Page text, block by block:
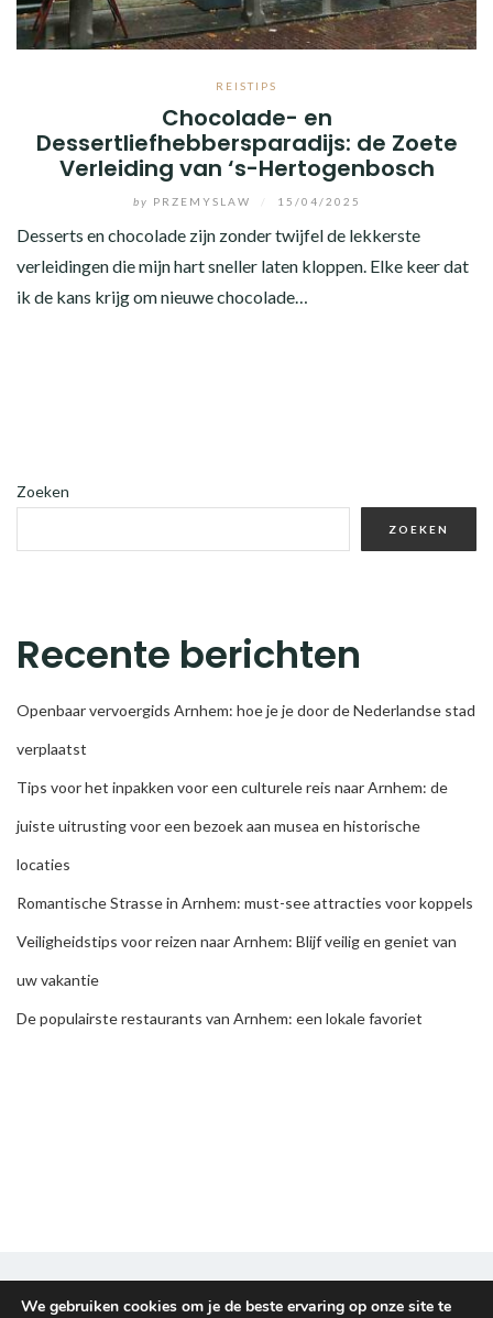
REISTIPS
Chocolade- en
Dessertliefhebbersparadijs: de Zoete
Verleiding van ‘s-Hertogenbosch
by PRZEMYSLAW 15/04/2025
Desserts en chocolade zijn zonder twijfel de lekkerste
verleidingen die mijn hart sneller laten kloppen. Elke keer dat
ik de kans krijg om nieuwe chocolade…
Zoeken
ZOEKEN
Recente berichten
Openbaar vervoergids Arnhem: hoe je je door de Nederlandse stad
verplaatst
Tips voor het inpakken voor een culturele reis naar Arnhem: de
juiste uitrusting voor een bezoek aan musea en historische
locaties
Romantische Strasse in Arnhem: must-see attracties voor koppels
Veiligheidstips voor reizen naar Arnhem: Blijf veilig en geniet van
uw vakantie
De populairste restaurants van Arnhem: een lokale favoriet
We gebruiken cookies om je de beste ervaring op onze site te